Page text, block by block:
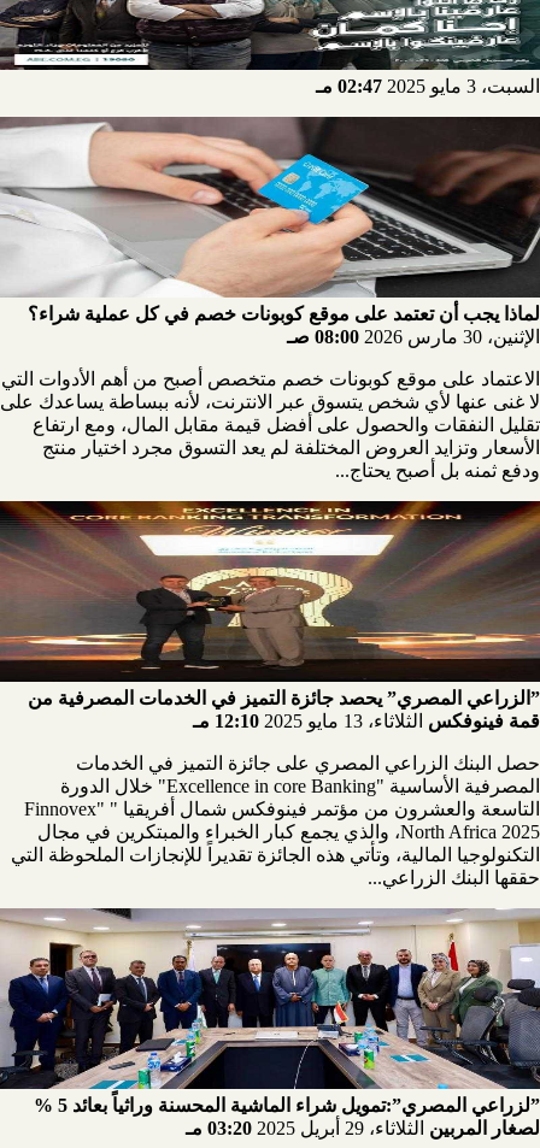
السبت، 3 مايو 2025 02:47 مـ
لماذا يجب أن تعتمد على موقع كوبونات خصم في كل عملية شراء؟
الإثنين، 30 مارس 2026
08:00 صـ
الاعتماد على موقع كوبونات خصم متخصص أصبح من أهم الأدوات التي
لا غنى عنها لأي شخص يتسوق عبر الانترنت، لأنه ببساطة يساعدك على
تقليل النفقات والحصول على أفضل قيمة مقابل المال، ومع ارتفاع
الأسعار وتزايد العروض المختلفة لم يعد التسوق مجرد اختيار منتج
ودفع ثمنه بل أصبح يحتاج...
”الزراعي المصري” يحصد جائزة التميز في الخدمات المصرفية من
قمة فينوفكس الثلاثاء، 13 مايو 2025 12:10 مـ
حصل البنك الزراعي المصري على جائزة التميز في الخدمات
المصرفية الأساسية "Excellence in core Banking" خلال الدورة
التاسعة والعشرون من مؤتمر فينوفكس شمال أفريقيا " "Finnovex
North Africa 2025، والذي يجمع كبار الخبراء والمبتكرين في مجال
التكنولوجيا المالية، وتأتي هذه الجائزة تقديراً للإنجازات الملحوظة التي
حققها البنك الزراعي...
”لزراعي المصري”:تمويل شراء الماشية المحسنة وراثياً بعائد 5 %
لصغار المربين الثلاثاء، 29 أبريل 2025 03:20 مـ